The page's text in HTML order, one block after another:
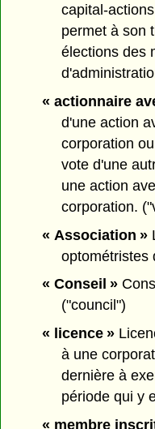
capital-
permet à son
élections des
« actionnaire
d'une action
corporation
vote d'une
une action
corporation.
« Association »
optométristes
« Conseil »
("council")
« licence »
à une
dernière à
période qui y
« membre